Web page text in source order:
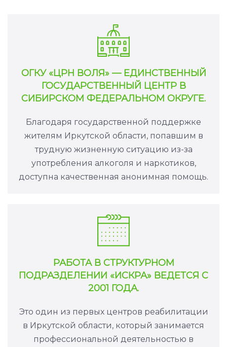
ОГКУ «ЦРН ВОЛЯ» — ЕДИНСТВЕННЫЙ
ГОСУДАРСТВЕННЫЙ ЦЕНТР В
СИБИРСКОМ ФЕДЕРАЛЬНОМ ОКРУГЕ.
Благодаря государственной поддержке
жителям Иркутской области, попавшим в
трудную жизненную ситуацию из-за
употребления алкоголя и наркотиков,
доступна качественная анонимная помощь.
РАБОТА В СТРУКТУРНОМ
ПОДРАЗДЕЛЕНИИ «ИСКРА» ВЕДЕТСЯ С
2001 ГОДА.
Это один из первых центров реабилитации
в Иркутской области, который занимается
профессиональной деятельностью в